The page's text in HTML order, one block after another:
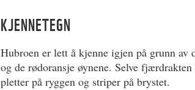
KJENNETEGN
Hubroen er lett å kjenne igjen på grunn
og de rødoransje øynene. Selve
pletter på ryggen og striper på brystet.